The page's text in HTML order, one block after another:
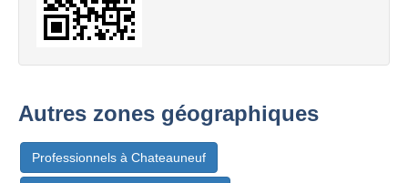
Autres zones géographiques
Professionnels à Chateauneuf